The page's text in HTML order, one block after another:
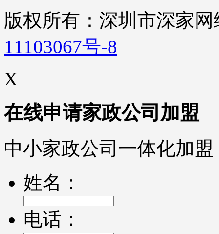
版权所有：深圳市深家
11103067号-8
X
在线申请家政公司加盟
中小家政公司一体化加
姓名：
电话：